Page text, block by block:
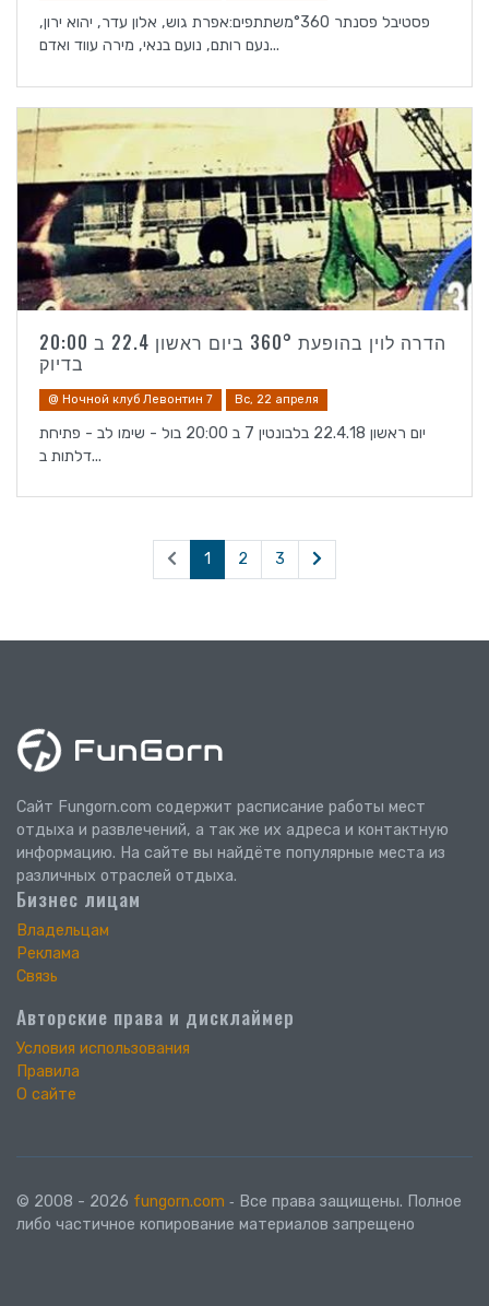
פסטיבל פסנתר °360משתתפים:אפרת גוש, אלון עדר, יהוא ירון,
נעם רותם, נועם בנאי, מירה עווד ואדם...
הדרה לוין בהופעת 360° ביום ראשון 22.4 ב 20:00
בדיוק
@ Ночной клуб Левонтин 7 Вс, 22 апреля
יום ראשון 22.4.18 בלבונטין 7 ב 20:00 בול - שימו לב - פתיחת
דלתות ב...
1 2 3
Сайт Fungorn.com содержит расписание работы мест
отдыха и развлечений, а так же их адреса и контактную
информацию. На сайте вы найдёте популярные места из
различных отраслей отдыха.
Бизнес лицам
Владельцам
Реклама
Связь
Авторские права и дисклаймер
Условия использования
Правила
О сайте
© 2008 - 2026 fungorn.com ‐ Все права защищены. Полное
либо частичное копирование материалов запрещено